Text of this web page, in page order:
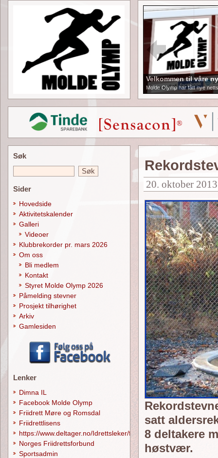
Velkommen til våre
Molde Olymp har fått nye
20. oktober
satt
8 deltakere
høstvær.
Søk
Sider
Hovedside
Aktivitetskalender
Galleri
Videoer
Klubbrekorder pr. mars 2026
Om oss
Bli medlem
Kontakt
Styret Molde Olymp 2026
Påmelding stevner
Prosjekt tilhørighet
Arkiv
Gamlesiden
Lenker
Dimna IL
Facebook Molde Olymp
Friidrett Møre og Romsdal
Friidrettlisens
https://www.deltager.no/Idrettsleker/forside
Norges Friidrettsforbund
Sportsadmin